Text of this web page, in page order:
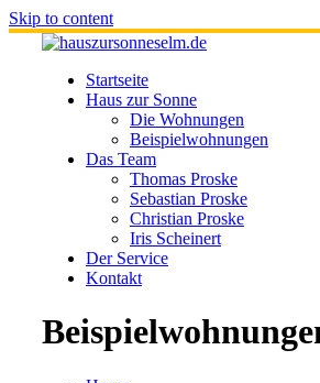
Skip to content
Startseite
Haus zur Sonne
Die Wohnungen
Beispielwohnungen
Das Team
Thomas Proske
Sebastian Proske
Christian Proske
Iris Scheinert
Der Service
Kontakt